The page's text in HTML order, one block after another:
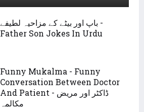
باپ اور بیٹے کے مزاحیہ لطیفے -
Father Son Jokes In Urdu
Funny Mukalma - Funny
Conversation Between Doctor
And Patient - ڈاکٹر اور مریض
مکالمہ